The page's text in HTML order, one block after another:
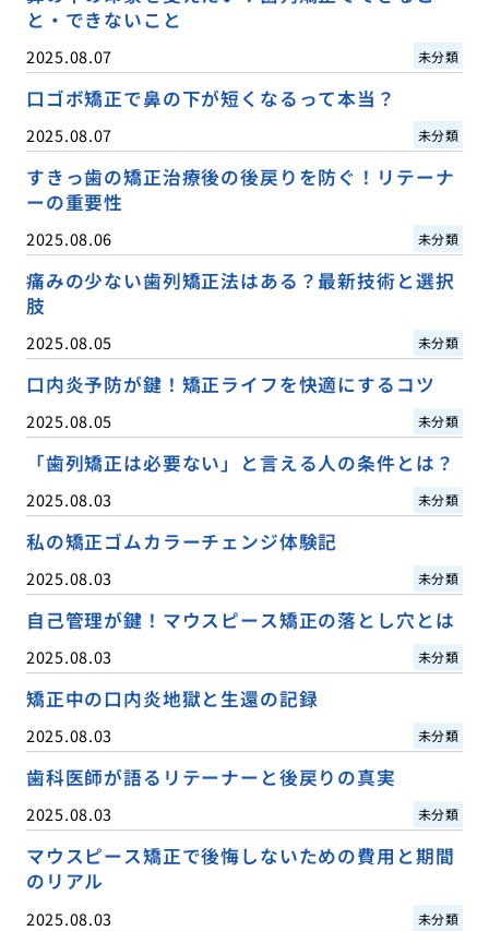
と・できないこと
2025.08.07 未分類
口ゴボ矯正で鼻の下が短くなるって本当？
2025.08.07 未分類
すきっ歯の矯正治療後の後戻りを防ぐ！リテーナ
ーの重要性
2025.08.06 未分類
痛みの少ない歯列矯正法はある？最新技術と選択
肢
2025.08.05 未分類
口内炎予防が鍵！矯正ライフを快適にするコツ
2025.08.05 未分類
「歯列矯正は必要ない」と言える人の条件とは？
2025.08.03 未分類
私の矯正ゴムカラーチェンジ体験記
2025.08.03 未分類
自己管理が鍵！マウスピース矯正の落とし穴とは
2025.08.03 未分類
矯正中の口内炎地獄と生還の記録
2025.08.03 未分類
歯科医師が語るリテーナーと後戻りの真実
2025.08.03 未分類
マウスピース矯正で後悔しないための費用と期間
のリアル
2025.08.03 未分類